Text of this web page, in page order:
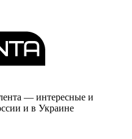
— интересные и
и в Украине